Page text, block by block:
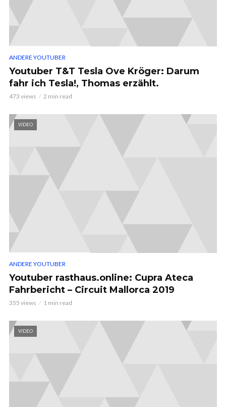
ANDERE YOUTUBER
Youtuber T&T Tesla Ove Kröger: Darum
fahr ich Tesla!, Thomas erzählt.
473 views 2 min read
VIDEO
ANDERE YOUTUBER
Youtuber rasthaus.online: Cupra Ateca
Fahrbericht – Circuit Mallorca 2019
355 views 1 min read
VIDEO